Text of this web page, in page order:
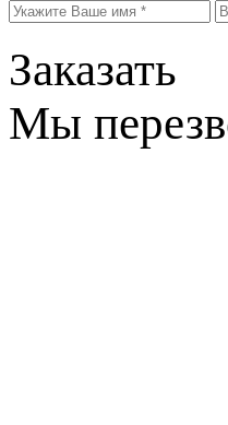
Заказать
Мы